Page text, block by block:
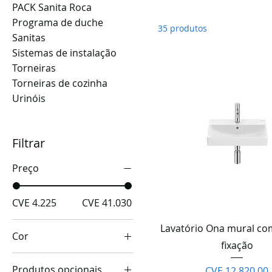
PACK Sanita Roca
Programa de duche
Sanitas
Sistemas de instalação
Torneiras
Torneiras de cozinha
Urinóis
Filtrar
Preço
CVE 4.225 CVE 41.030
Cor
35 produtos
Visualização
Lavatório Ona mural
fixação